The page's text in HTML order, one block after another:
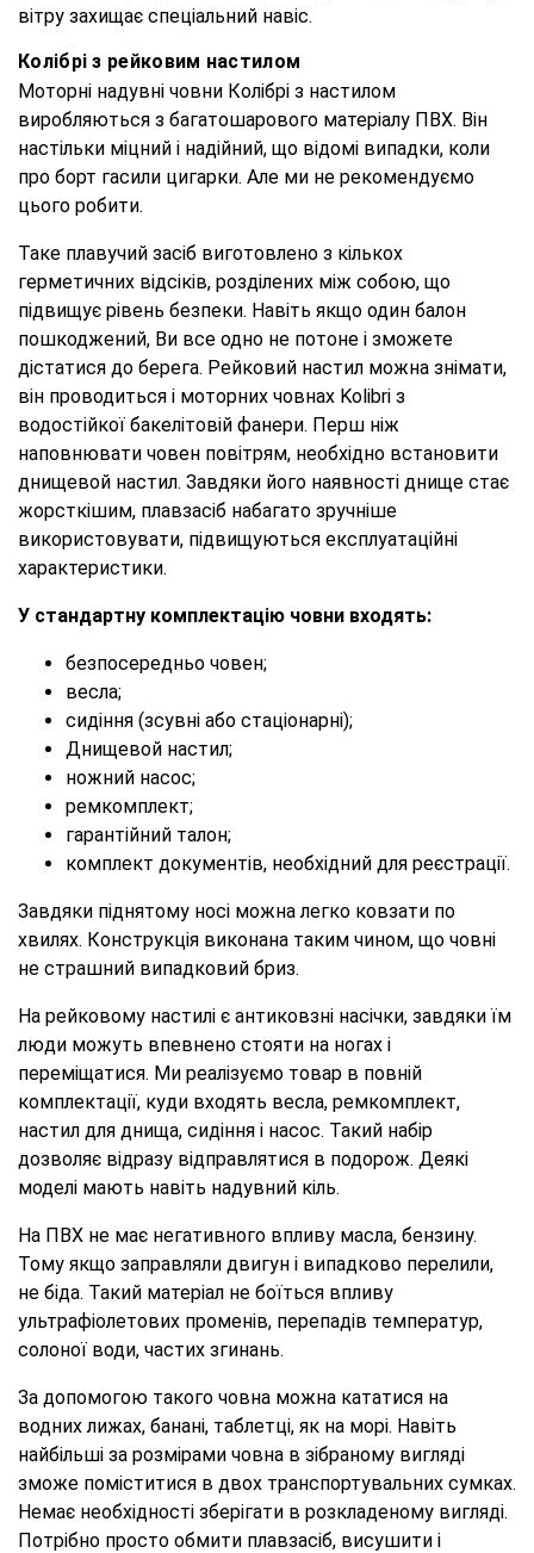
вітру захищає спеціальний навіс.
Колібрі з рейковим настилом
Моторні надувні човни Колібрі з настилом
виробляються з багатошарового матеріалу ПВХ. Він
настільки міцний і надійний, що відомі випадки, коли
про борт гасили цигарки. Але ми не рекомендуємо
цього робити.
Таке плавучий засіб виготовлено з кількох
герметичних відсіків, розділених між собою, що
підвищує рівень безпеки. Навіть якщо один балон
пошкоджений, Ви все одно не потоне і зможете
дістатися до берега. Рейковий настил можна знімати,
він проводиться і моторних човнах Kolibri з
водостійкої бакелітовій фанери. Перш ніж
наповнювати човен повітрям, необхідно встановити
днищевой настил. Завдяки його наявності днище стає
жорсткішим, плавзасіб набагато зручніше
використовувати, підвищуються експлуатаційні
характеристики.
У стандартну комплектацію човни входять:
безпосередньо човен;
весла;
сидіння (зсувні або стаціонарні);
Днищевой настил;
ножний насос;
ремкомплект;
гарантійний талон;
комплект документів, необхідний для реєстрації.
Завдяки піднятому носі можна легко ковзати по
хвилях. Конструкція виконана таким чином, що човні
не страшний випадковий бриз.
На рейковому настилі є антиковзні насічки, завдяки їм
люди можуть впевнено стояти на ногах і
переміщатися. Ми реалізуємо товар в повній
комплектації, куди входять весла, ремкомплект,
настил для днища, сидіння і насос. Такий набір
дозволяє відразу відправлятися в подорож. Деякі
моделі мають навіть надувний кіль.
На ПВХ не має негативного впливу масла, бензину.
Тому якщо заправляли двигун і випадково перелили,
не біда. Такий матеріал не боїться впливу
ультрафіолетових променів, перепадів температур,
солоної води, частих згинань.
За допомогою такого човна можна кататися на
водних лижах, банані, таблетці, як на морі. Навіть
найбільші за розмірами човна в зібраному вигляді
зможе поміститися в двох транспортувальних сумках.
Немає необхідності зберігати в розкладеному вигляді.
Потрібно просто обмити плавзасіб, висушити і